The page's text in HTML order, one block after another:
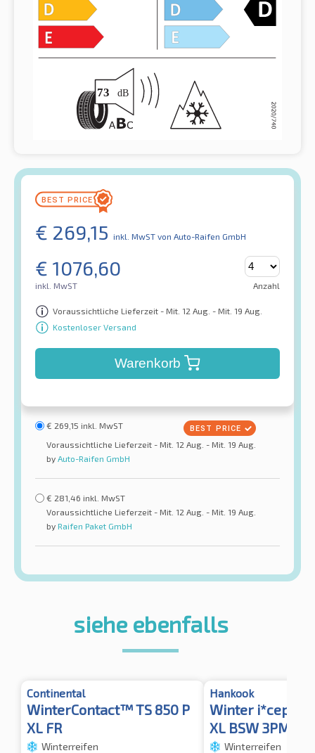
€ 269,15 inkl. MwST von Auto-Raifen GmbH
€ 1076,60
inkl. MwST Anzahl
Voraussichtliche Lieferzeit - Mit. 12 Aug. - Mit. 19 Aug.
Kostenloser Versand
Warenkorb
€ 269,15 inkl. MwST
Voraussichtliche Lieferzeit - Mit. 12 Aug. - Mit. 19 Aug.
by Auto-Raifen GmbH
€ 281,46 inkl. MwST
Voraussichtliche Lieferzeit - Mit. 12 Aug. - Mit. 19 Aug.
by Raifen Paket GmbH
siehe ebenfalls
Continental
WinterContact™ TS 850 P
XL FR
Winterreifen
Hankook
Winter i*cept
XL BSW 3PMSF
Winterreifen